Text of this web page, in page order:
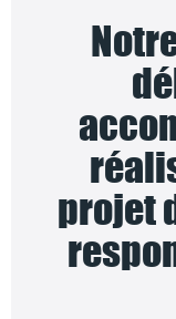
projet